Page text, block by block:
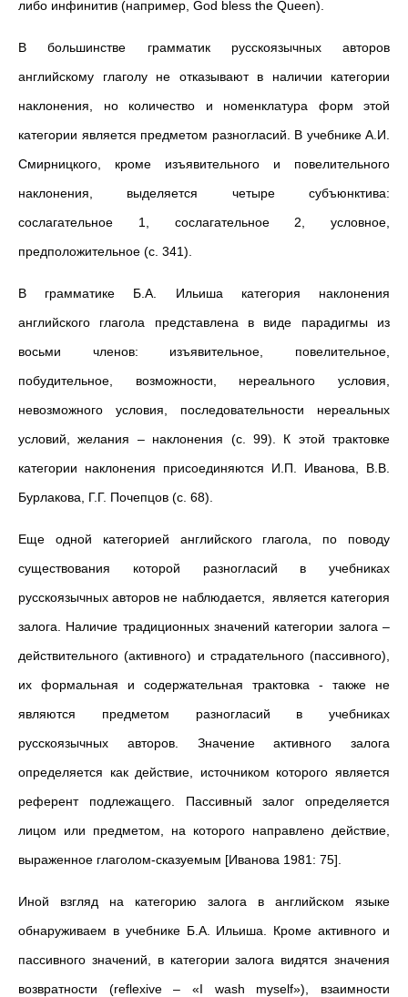
либо инфинитив (например, God bless the Queen).
В большинстве грамматик русскоязычных авторов
английскому глаголу не отказывают в наличии категории
наклонения, но количество и номенклатура форм этой
категории является предметом разногласий. В учебнике А.И.
Смирницкого, кроме изъявительного и повелительного
наклонения, выделяется четыре субъюнктива:
сослагательное 1, сослагательное 2, условное,
предположительное (с. 341).
В грамматике Б.А. Ильиша категория наклонения
английского глагола представлена в виде парадигмы из
восьми членов: изъявительное, повелительное,
побудительное, возможности, нереального условия,
невозможного условия, последовательности нереальных
условий, желания – наклонения (с. 99). К этой трактовке
категории наклонения присоединяются И.П. Иванова, В.В.
Бурлакова, Г.Г. Почепцов (с. 68).
Еще одной категорией английского глагола, по поводу
существования которой разногласий в учебниках
русскоязычных авторов не наблюдается, является категория
залога. Наличие традиционных значений категории залога –
действительного (активного) и страдательного (пассивного),
их формальная и содержательная трактовка - также не
являются предметом разногласий в учебниках
русскоязычных авторов. Значение активного залога
определяется как действие, источником которого является
референт подлежащего. Пассивный залог определяется
лицом или предметом, на которого направлено действие,
выраженное глаголом-сказуемым [Иванова 1981: 75].
Иной взгляд на категорию залога в английском языке
обнаруживаем в учебнике Б.А. Ильиша. Кроме активного и
пассивного значений, в категории залога видятся значения
возвратности (reflexive – «I wash myself»), взаимности